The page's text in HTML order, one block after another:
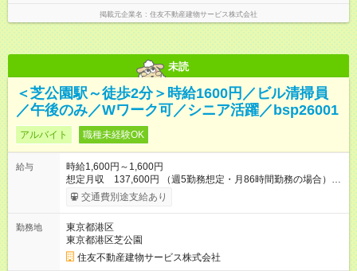
掲載元企業名 住友不動産建物サービス株式会社
未読
＜芝公園駅～徒歩2分＞時給1600円／ビル清掃員
／午後のみ／Wワーク可／シニア活躍／bsp26001
アルバイト 職種未経験OK
給与
時給1,600円～1,600円
想定月収 137,600円 （週5勤務想定・月86時間勤務の場合）
【交通費】 通勤交通費全額支給（公共交通機関のみ）※原則最
安経路 【キャリア支援】 ・キャリアチェンジ応援制度 ・資格取
の無料利用（約200コース）他 【試用期間】試用期間あり 試用
期間の長さ：3ヶ月 雇用形態、給与は本採用時と同じです。
交通費別途支給あり
勤務地
東京都港区
東京都港区芝公園
住友不動産建物サービス株式会社